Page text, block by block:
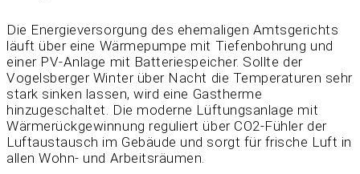
Die Energieversorgung des ehemaligen Amtsgerichts
läuft über eine Wärmepumpe mit Tiefenbohrung und
einer PV-Anlage mit Batteriespeicher. Sollte der
Vogelsberger Winter über Nacht die Temperaturen sehr
stark sinken lassen, wird eine Gastherme
hinzugeschaltet. Die moderne Lüftungsanlage mit
Wärmerückgewinnung reguliert über CO2-Fühler der
Luftaustausch im Gebäude und sorgt für frische Luft in
allen Wohn- und Arbeitsräumen.